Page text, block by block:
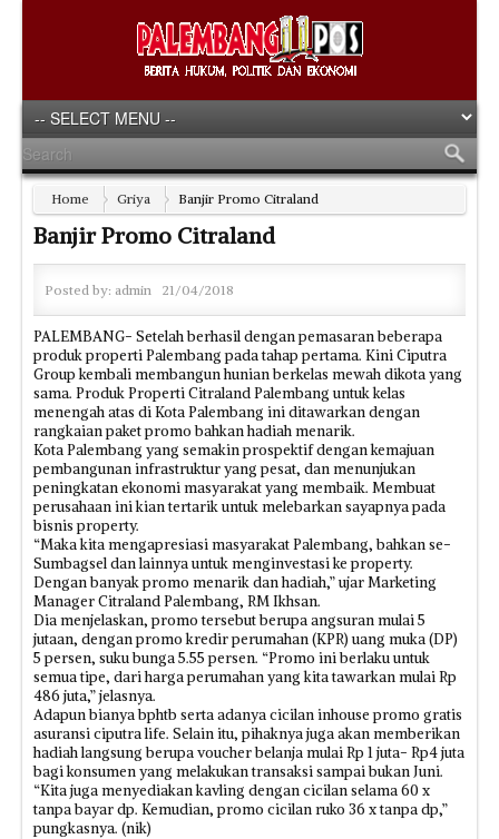
Home Griya Banjir Promo Citraland
Banjir Promo Citraland
Posted by: admin 21/04/2018
PALEMBANG- Setelah berhasil dengan pemasaran beberapa
produk properti Palembang pada tahap pertama. Kini Ciputra
Group kembali membangun hunian berkelas mewah dikota yang
sama. Produk Properti Citraland Palembang untuk kelas
menengah atas di Kota Palembang ini ditawarkan dengan
rangkaian paket promo bahkan hadiah menarik.
Kota Palembang yang semakin prospektif dengan kemajuan
pembangunan infrastruktur yang pesat, dan menunjukan
peningkatan ekonomi masyarakat yang membaik. Membuat
perusahaan ini kian tertarik untuk melebarkan sayapnya pada
bisnis property.
“Maka kita mengapresiasi masyarakat Palembang, bahkan se-
Sumbagsel dan lainnya untuk menginvestasi ke property.
Dengan banyak promo menarik dan hadiah,” ujar Marketing
Manager Citraland Palembang, RM Ikhsan.
Dia menjelaskan, promo tersebut berupa angsuran mulai 5
jutaan, dengan promo kredir perumahan (KPR) uang muka (DP)
5 persen, suku bunga 5.55 persen. “Promo ini berlaku untuk
semua tipe, dari harga perumahan yang kita tawarkan mulai Rp
486 juta,” jelasnya.
Adapun bianya bphtb serta adanya cicilan inhouse promo gratis
asuransi ciputra life. Selain itu, pihaknya juga akan memberikan
hadiah langsung berupa voucher belanja mulai Rp 1 juta- Rp4 juta
bagi konsumen yang melakukan transaksi sampai bukan Juni.
“Kita juga menyediakan kavling dengan cicilan selama 60 x
tanpa bayar dp. Kemudian, promo cicilan ruko 36 x tanpa dp,”
pungkasnya. (nik)